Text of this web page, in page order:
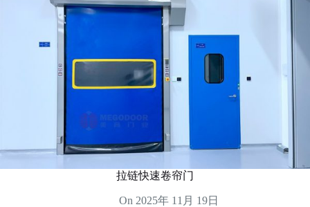
拉链快速卷帘门
On 2025年 11月 19日